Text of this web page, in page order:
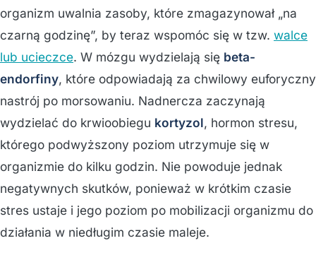
organizm uwalnia zasoby, które zmagazynował „na
czarną godzinę”, by teraz wspomóc się w tzw. walce
lub ucieczce. W mózgu wydzielają się beta-
endorfiny, które odpowiadają za chwilowy euforyczny
nastrój po morsowaniu. Nadnercza zaczynają
wydzielać do krwioobiegu kortyzol, hormon stresu,
którego podwyższony poziom utrzymuje się w
organizmie do kilku godzin. Nie powoduje jednak
negatywnych skutków, ponieważ w krótkim czasie
stres ustaje i jego poziom po mobilizacji organizmu do
działania w niedługim czasie maleje.